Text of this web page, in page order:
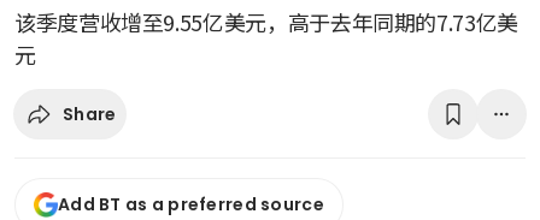
该季度营收增至9.55亿美元，高于去年同期的7.73亿美
元
Share
Add BT as a preferred source